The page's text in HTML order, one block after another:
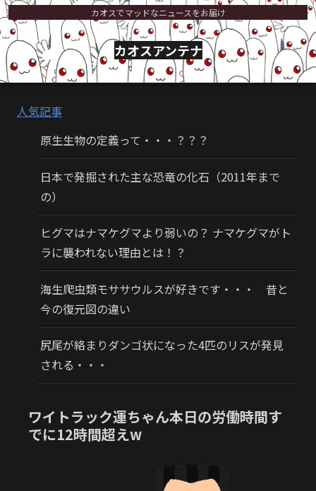
カオスでマッドなニュースをお届け
カオスアンテナ
人気記事
原生生物の定義って・・・？？？
日本で発掘された主な恐竜の化石（2011年まで
の）
ヒグマはナマケグマより弱いの？ ナマケグマがト
ラに襲われない理由とは！？
海生爬虫類モササウルスが好きです・・・ 昔と
今の復元図の違い
尻尾が絡まりダンゴ状になった4匹のリスが発見
される・・・
ワイトラック運ちゃん本日の労働時間す
でに12時間超えw